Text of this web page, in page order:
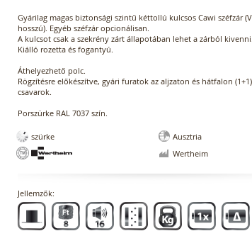
Gyárilag magas biztonsági szintű kéttollú kulcsos Cawi széfzár
hosszú). Egyéb széfzár opcionálisan.
A kulcsot csak a szekrény zárt állapotában lehet a zárból kivenni.
Kiálló rozetta és fogantyú.
Áthelyezhető polc.
Rögzítésre előkészítve, gyári furatok az aljzaton és hátfalon
csavarok.
Porszürke RAL 7037 szín.
szürke
Ausztria
Wertheim
Jellemzők: